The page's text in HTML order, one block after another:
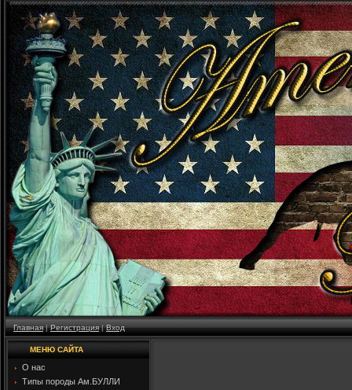
Главная|Регистрация|Вход
МЕНЮ САЙТА
О нас
Типы породы Ам.БУЛЛИ